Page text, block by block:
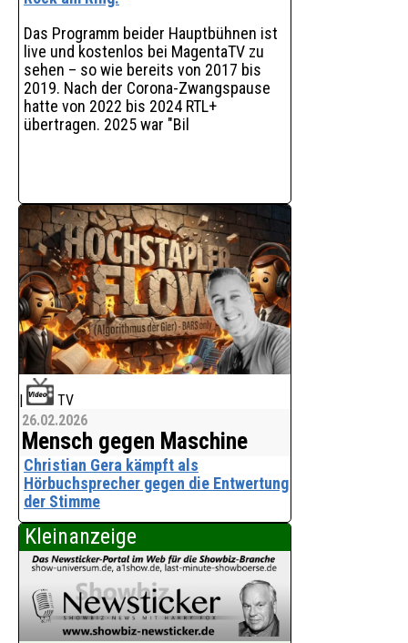
und begeistert mit außergewöhnlichen
Puppenspielen. Die be
Das Programm beider Hauptbühnen ist
live und kostenlos bei MagentaTV zu
sehen – so wie bereits von 2017 bis
2019. Nach der Corona-Zwangspause
hatte von 2022 bis 2024 RTL+
übertragen. 2025 war "Bil
|
TV
26.02.2026
Mensch gegen Maschine
Christian Gera kämpft als
Hörbuchsprecher gegen die Entwertung
der Stimme
Während die technologische
Entwicklung im Bereich der Künstlichen
Intelligenz (KI) rasant voranschreitet,
schlägt die Hörbuchbranche Alarm. An
der Spitze der Bewegung steht der
renommierte Hörbuc
Kleinanzeige